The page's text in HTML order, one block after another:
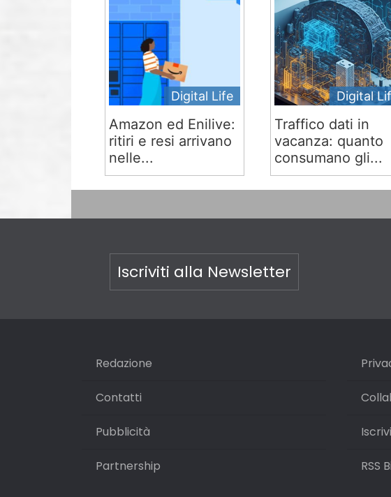
Digital Life
Amazon ed Enilive:
ritiri e resi arrivano
nelle...
Digital
Traffico dati in
vacanza: quanto
consumano gli...
Iscriviti alla Newsletter
Redazione
Contatti
Pubblicità
Partnership RSS